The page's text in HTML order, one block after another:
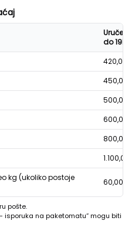
Uručenje
do 19h
420,00
450,00
500,00
600,00
800,00
1.100,00
kg (ukoliko postoje
60,00
pošte.
isporuka na paketomatu“ mogu biti